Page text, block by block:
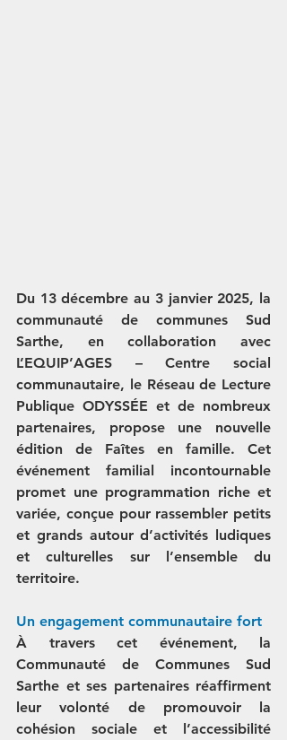
Du 13 décembre au 3 janvier 2025, la
communauté de communes Sud
Sarthe, en collaboration avec
L’EQUIP’AGES – Centre social
communautaire, le Réseau de Lecture
Publique ODYSSÉE et de nombreux
partenaires, propose une nouvelle
édition de Faîtes en famille. Cet
événement familial incontournable
promet une programmation riche et
variée, conçue pour rassembler petits
et grands autour d’activités ludiques
et culturelles sur l’ensemble du
territoire.
Un engagement communautaire fort
À travers cet événement, la
Communauté de Communes Sud
Sarthe et ses partenaires réaffirment
leur volonté de promouvoir la
cohésion sociale et l’accessibilité